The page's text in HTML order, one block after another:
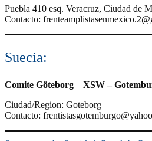
Puebla 410 esq. Veracruz, Ciudad de
Contacto:
Suecia:
Comite Göteborg – XSW –
Ciudad/Region: Goteborg
Contacto: